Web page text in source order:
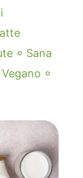
◦ Sana
Vegano ◦